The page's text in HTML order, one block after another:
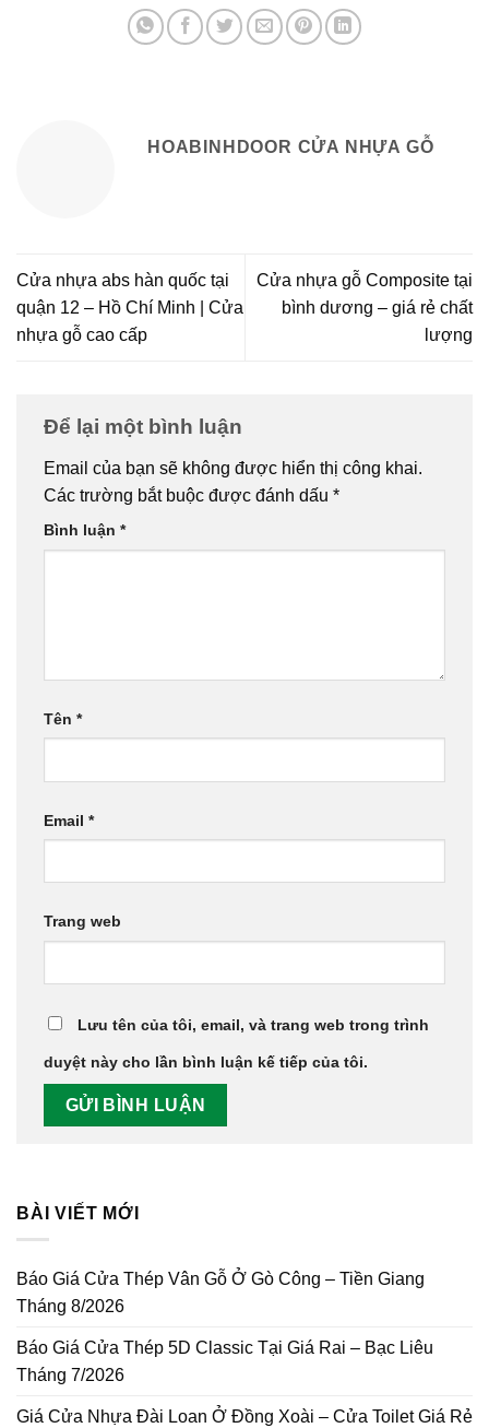
HOABINHDOOR CỬA NHỰA GỖ
Cửa nhựa abs hàn quốc tại
quận 12 – Hồ Chí Minh | Cửa
nhựa gỗ cao cấp
Cửa nhựa gỗ Composite tại
bình dương – giá rẻ chất
lượng
Để lại một bình luận
Email của bạn sẽ không được hiển thị công khai.
Các trường bắt buộc được đánh dấu *
Bình luận *
Tên *
Email *
Trang web
Lưu tên của tôi, email, và trang web trong trình
duyệt này cho lần bình luận kế tiếp của tôi.
BÀI VIẾT MỚI
Báo Giá Cửa Thép Vân Gỗ Ở Gò Công – Tiền Giang
Tháng 8/2026
Báo Giá Cửa Thép 5D Classic Tại Giá Rai – Bạc Liêu
Tháng 7/2026
Giá Cửa Nhựa Đài Loan Ở Đồng Xoài – Cửa Toilet Giá Rẻ